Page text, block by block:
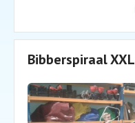
Bibberspiraal XXL